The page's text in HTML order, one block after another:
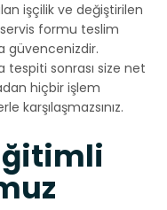
işçilik ve değiştirilen
formu teslim
güvencenizdir.
tespiti sonrası size net
hiçbir işlem
karşılaşmazsınız.